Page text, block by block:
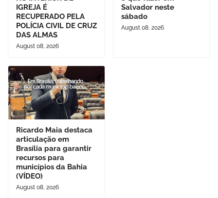
IGREJA É
RECUPERADO PELA
POLÍCIA CIVIL DE CRUZ
DAS ALMAS
August 08, 2026
Salvador neste
sábado
August 08, 2026
Ricardo Maia destaca
articulação em
Brasília para garantir
recursos para
municípios da Bahia
(VÍDEO)
August 08, 2026